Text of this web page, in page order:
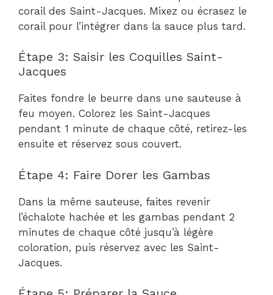
corail des Saint-Jacques. Mixez ou écrasez le
corail pour l’intégrer dans la sauce plus tard.
Étape 3: Saisir les Coquilles Saint-
Jacques
Faites fondre le beurre dans une sauteuse à
feu moyen. Colorez les Saint-Jacques
pendant 1 minute de chaque côté, retirez-les
ensuite et réservez sous couvert.
Étape 4: Faire Dorer les Gambas
Dans la même sauteuse, faites revenir
l’échalote hachée et les gambas pendant 2
minutes de chaque côté jusqu’à légère
coloration, puis réservez avec les Saint-
Jacques.